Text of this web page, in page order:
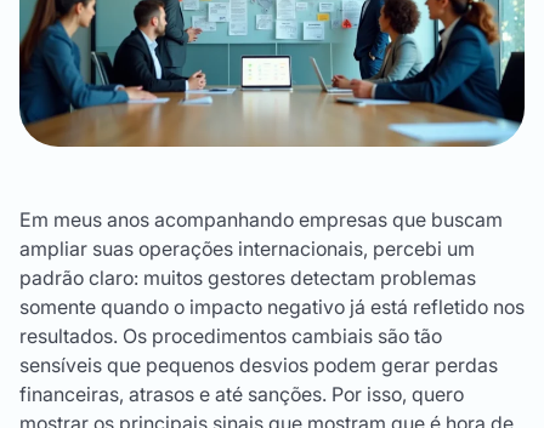
Em meus anos acompanhando empresas que buscam
ampliar suas operações internacionais, percebi um
padrão claro: muitos gestores detectam problemas
somente quando o impacto negativo já está refletido nos
resultados. Os procedimentos cambiais são tão
sensíveis que pequenos desvios podem gerar perdas
financeiras, atrasos e até sanções. Por isso, quero
mostrar os principais sinais que mostram que é hora de